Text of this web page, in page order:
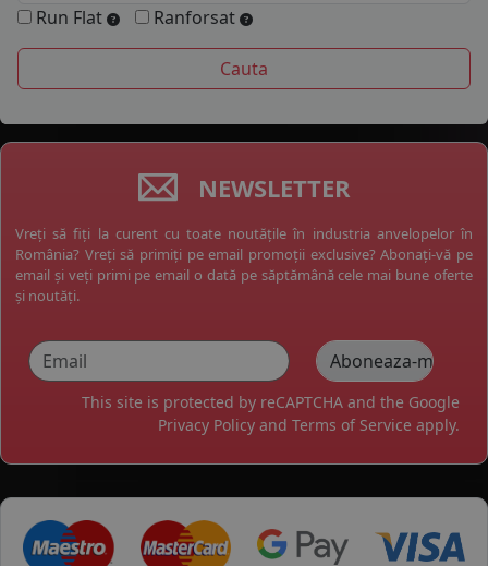
Run Flat Ranforsat
NEWSLETTER
Vreți să fiți la curent cu toate noutățile în industria anvelopelor în
România? Vreți să primiți pe email promoții exclusive? Abonați-vă pe
email și veți primi pe email o dată pe săptămână cele mai bune oferte
și noutăți.
This site is protected by reCAPTCHA and the Google
Privacy Policy and Terms of Service apply.